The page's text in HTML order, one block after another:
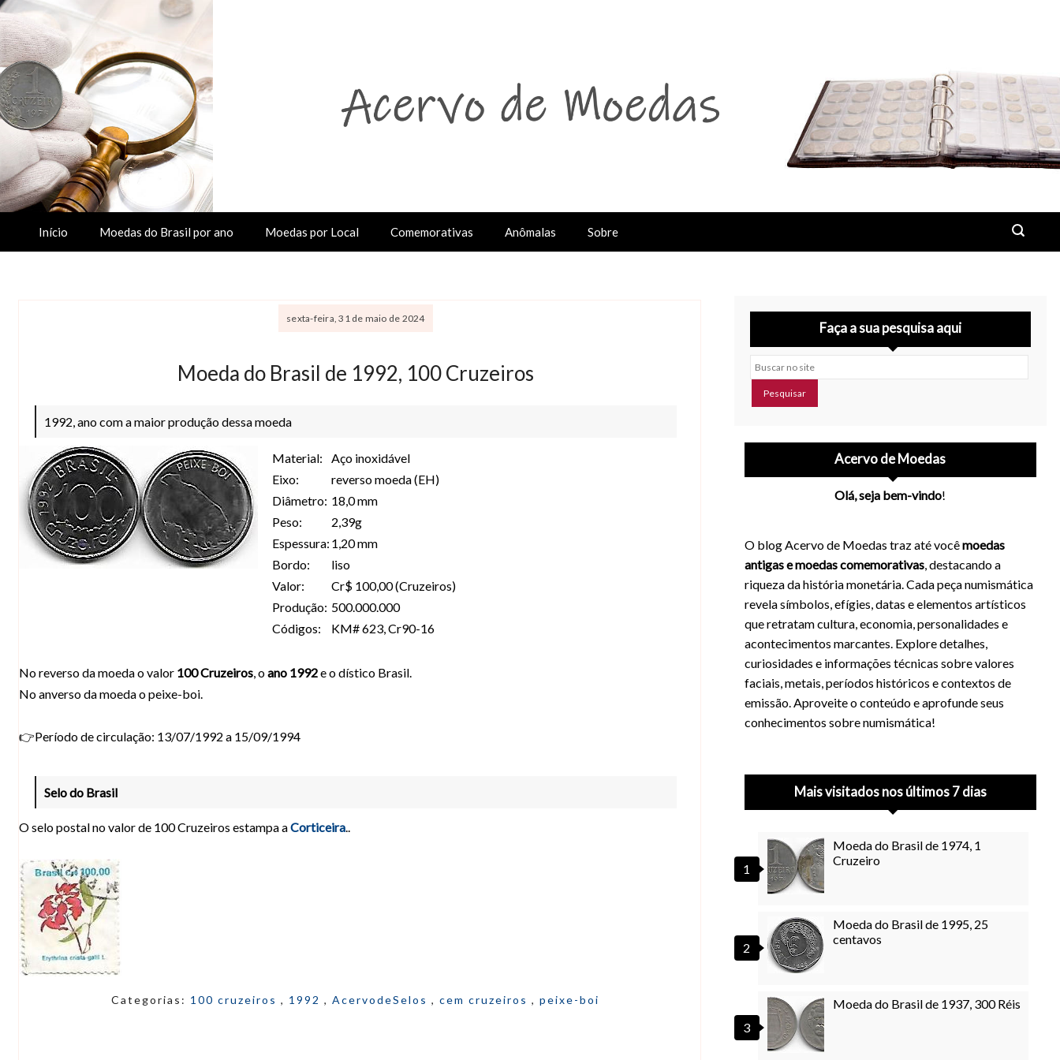
Início Moedas do Brasil por ano Moedas por Local Comemorativas Anômalas Sobre
sexta-feira, 31 de maio de 2024
Moeda do Brasil de 1992, 100 Cruzeiros
1992, ano com a maior produção dessa moeda
Material:
Eixo:
Diâmetro:
Peso:
Espessura:
Bordo:
Valor:
Produção:
Códigos:
Aço inoxidável
reverso moeda (EH)
18,0 mm
2,39g
1,20 mm
liso
Cr$ 100,00 (Cruzeiros)
500.000.000
KM# 623, Cr90-16
No reverso da moeda o valor 100 Cruzeiros , oano 1992e o dístico Brasil.
No anverso da moeda o peixe-boi.
👉Período de circulação: 13/07/1992 a 15/09/1994
Selo do Brasil
O selo postal no valor de 100 Cruzeiros estampa aCorticeira
Categorias: 100 cruzeiros, 1992,AcervodeSelos,cem cruzeiros,peixe-boi
Faça a sua pesquisa aqui
Buscar no site
Acervo de Moedas
Olá, seja bem-vindo!
O blog Acervo de Moedas traz até vocêmoedas
antigas e moedas comemorativas, destacando a
riqueza da história monetária. Cada peça numismática
revela símbolos, efígies, datas e elementos artísticos
que retratam cultura, economia, personalidades e
acontecimentos marcantes. Explore detalhes,
curiosidades e informações técnicas sobre valores
faciais, metais, períodos históricos e contextos de
emissão. Aproveite o conteúdo e aprofunde seus
conhecimentos sobre numismática!
Mais visitados nos últimos 7 dias
Moeda do Brasil de 1974, 1
Cruzeiro
Moeda do Brasil de 1995, 25
centavos
Moeda do Brasil de 1937, 300 Réis